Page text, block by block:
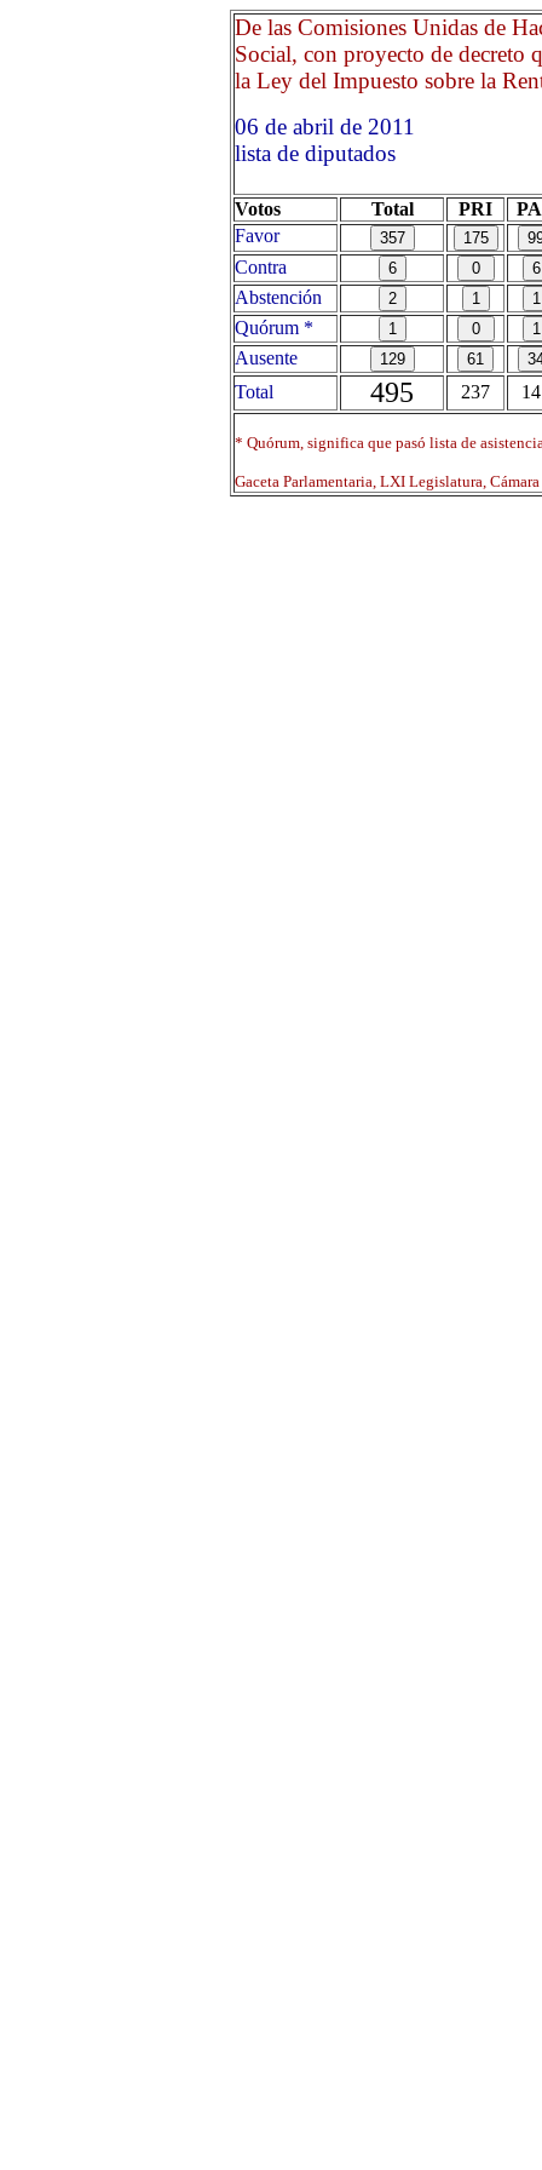
De las Comisiones Unidas de
Social, con proyecto de decreto
la Ley del Impuesto sobre la
06 de abril de 2011
lista de diputados
Votos Total PRI
Favor
Contra
Abstención
Quórum *
Ausente
Total
495 237
* Quórum, significa que pasó lista de
Gaceta Parlamentaria, LXI Legislatura,